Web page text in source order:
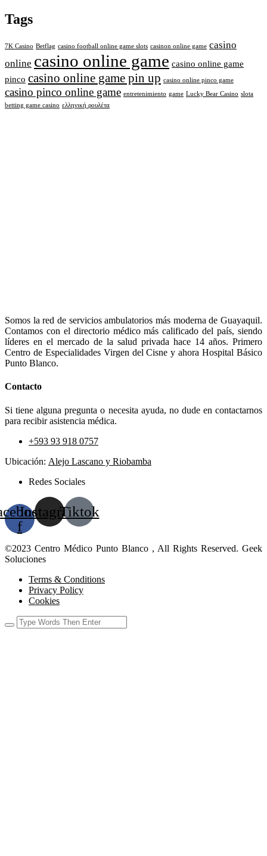
Tags
7K Casino Betflag casino football online game slots casinon online game casino
online casino online game casino online game
pinco casino online game pin up casino online pinco game
casino pinco online game entretenimiento game Lucky Bear Casino slota
betting game casino ελληνική ρουλέτα
Somos la red de servicios ambulatorios más moderna de Guayaquil.
Contamos con el directorio médico más calificado del país, siendo
líderes en el mercado de la salud privada hace 14 años. Primero
Centro de Especialidades Virgen del Cisne y ahora Hospital Básico
Punto Blanco.
Contacto
Si tiene alguna pregunta o necesita ayuda, no dude en contactarnos
para recibir asistencia médica.
+593 93 918 0757
Ubicación: Alejo Lascano y Riobamba
Redes Sociales
f
InstagramTiktok
©2023 Centro Médico Punto Blanco , All Rights Reserved. Geek
Soluciones
Terms & Conditions
Privacy Policy
Cookies